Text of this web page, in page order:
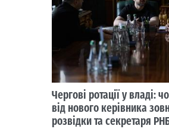
Чергові ротації у владі:
від нового керівника
розвідки та секретаря